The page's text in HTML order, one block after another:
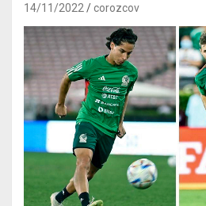
14/11/2022 corozcov